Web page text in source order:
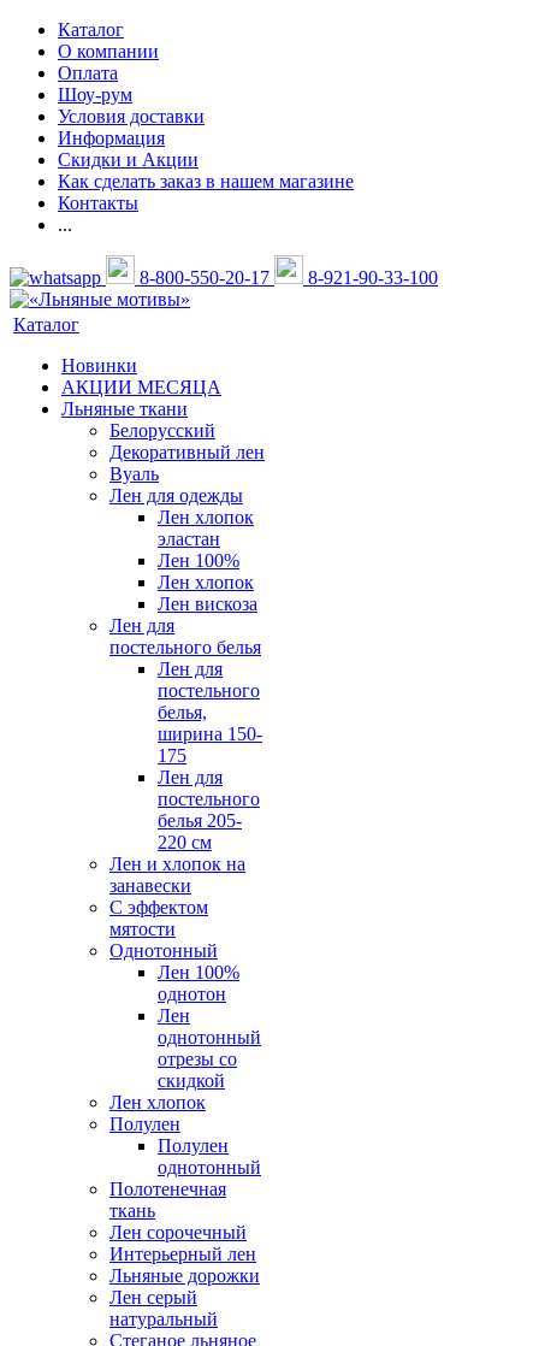
Каталог
О компании
Оплата
Шоу-рум
Условия доставки
Информация
Скидки и Акции
Как сделать заказ в нашем магазине
Контакты
...
8-800-550-20-17 8-921-90-33-100
Каталог
Новинки
АКЦИИ МЕСЯЦА
Льняные ткани
Белорусский
Декоративный лен
Вуаль
Лен для одежды
Лен хлопок
эластан
Лен 100%
Лен хлопок
Лен вискоза
Лен для
постельного белья
Лен для
постельного
белья,
ширина 150-
175
Лен для
постельного
белья 205-
220 см
Лен и хлопок на
занавески
С эффектом
мятости
Однотонный
Лен 100%
однотон
Лен
однотонный
отрезы со
скидкой
Лен хлопок
Полулен
Полулен
однотонный
Полотенечная
ткань
Лен сорочечный
Интерьерный лен
Льняные дорожки
Лен серый
натуральный
Стеганое льняное